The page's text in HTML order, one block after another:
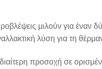
μιλούν για έναν
λύση για τη
προσοχή σε